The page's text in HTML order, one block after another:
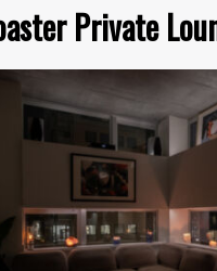
Private